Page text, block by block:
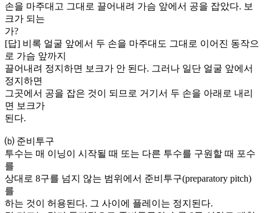
손을 마주대고 그대로 끌어내려 가슴 앞에서 공을 잡았다. 보
크가 되는
가?
[답] 비록 얼굴 앞에서 두 손을 마주대도 그대로 이어진 동작으
로 가슴 앞까지
끌어내려 정지하면 보크가 안 된다. 그러나 일단 얼굴 앞에서
정지하면
그곳에서 공을 잡은 것이 되므로 거기서 두 손을 아래로 내리
면 보크가
된다.
⒝ 준비투구
투수는 매 이닝이 시작될 때 또는 다른 투수를 구원할 때 포수
를
상대로 8구를 넘지 않는 범위에서 준비투구(preparatory pitch)
를
하는 것이 허용된다. 그 사이에 플레이는 정지된다.